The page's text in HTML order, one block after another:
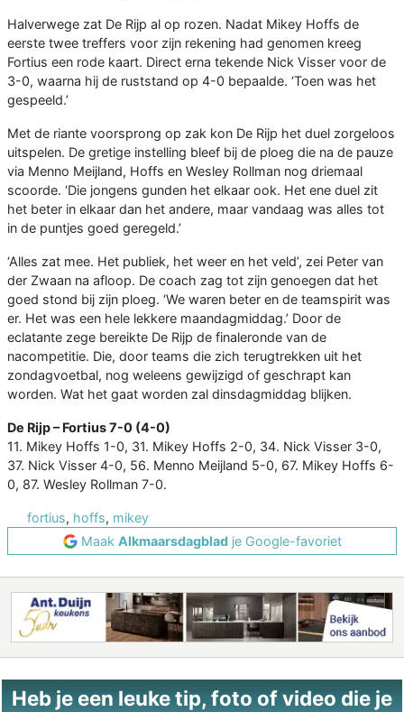
Halverwege zat De Rijp al op rozen. Nadat Mikey Hoffs de
eerste twee treffers voor zijn rekening had genomen kreeg
Fortius een rode kaart. Direct erna tekende Nick Visser voor de
3-0, waarna hij de ruststand op 4-0 bepaalde. ‘Toen was het
gespeeld.’
Met de riante voorsprong op zak kon De Rijp het duel zorgeloos
uitspelen. De gretige instelling bleef bij de ploeg die na de pauze
via Menno Meijland, Hoffs en Wesley Rollman nog driemaal
scoorde. ‘Die jongens gunden het elkaar ook. Het ene duel zit
het beter in elkaar dan het andere, maar vandaag was alles tot
in de puntjes goed geregeld.’
‘Alles zat mee. Het publiek, het weer en het veld’, zei Peter van
der Zwaan na afloop. De coach zag tot zijn genoegen dat het
goed stond bij zijn ploeg. ‘We waren beter en de teamspirit was
er. Het was een hele lekkere maandagmiddag.’ Door de
eclatante zege bereikte De Rijp de finaleronde van de
nacompetitie. Die, door teams die zich terugtrekken uit het
zondagvoetbal, nog weleens gewijzigd of geschrapt kan
worden. Wat het gaat worden zal dinsdagmiddag blijken.
De Rijp – Fortius 7-0 (4-0)
11. Mikey Hoffs 1-0, 31. Mikey Hoffs 2-0, 34. Nick Visser 3-0,
37. Nick Visser 4-0, 56. Menno Meijland 5-0, 67. Mikey Hoffs 6-
0, 87. Wesley Rollman 7-0.
fortius, hoffs, mikey
Maak Alkmaarsdagbladje Google-favoriet
Heb je een leuke tip, foto of video die je